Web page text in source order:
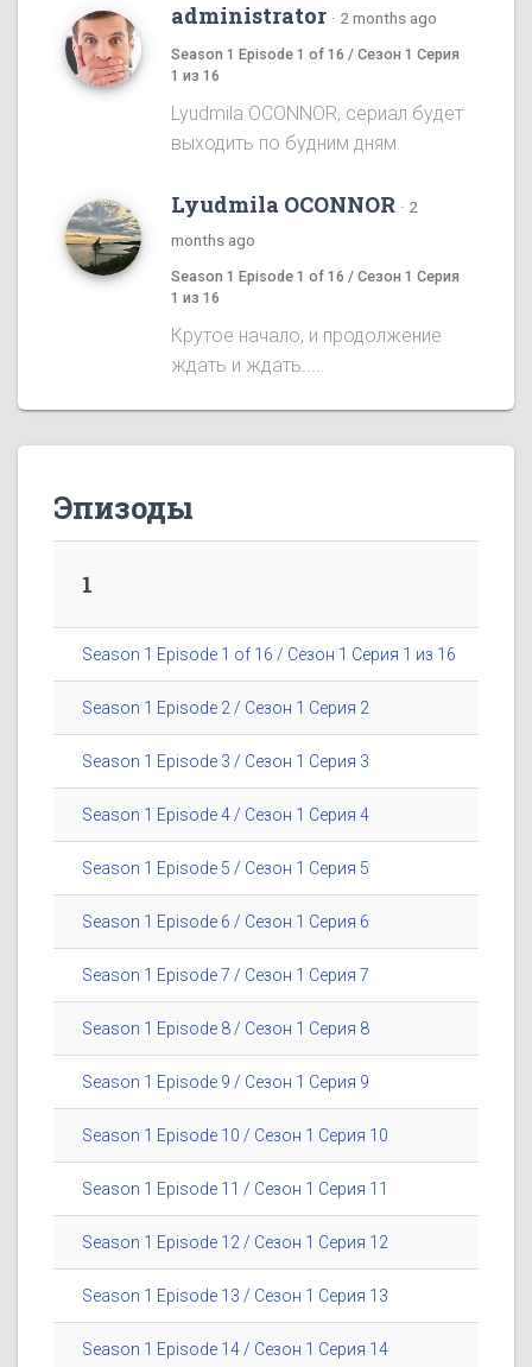
administrator · 2 months ago
Season 1 Episode 1 of 16 / Сезон 1 Серия
1 из 16
Lyudmila OCONNOR, сериал будет
выходить по будним дням.
Lyudmila OCONNOR · 2
months ago
Season 1 Episode 1 of 16 / Сезон 1 Серия
1 из 16
Крутое начало, и продолжение
ждать и ждать.....
Эпизоды
1
Season 1 Episode 1 of 16 / Сезон 1 Серия 1 из 16
Season 1 Episode 2 / Сезон 1 Серия 2
Season 1 Episode 3 / Сезон 1 Серия 3
Season 1 Episode 4 / Сезон 1 Серия 4
Season 1 Episode 5 / Сезон 1 Серия 5
Season 1 Episode 6 / Сезон 1 Серия 6
Season 1 Episode 7 / Сезон 1 Серия 7
Season 1 Episode 8 / Сезон 1 Серия 8
Season 1 Episode 9 / Сезон 1 Серия 9
Season 1 Episode 10 / Сезон 1 Серия 10
Season 1 Episode 11 / Сезон 1 Серия 11
Season 1 Episode 12 / Сезон 1 Серия 12
Season 1 Episode 13 / Сезон 1 Серия 13
Season 1 Episode 14 / Сезон 1 Серия 14